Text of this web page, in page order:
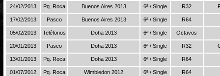
24/02/2013 Pq. Roca Buenos Aires 2013 6ª / Single R32
17/02/2013 Pasco Buenos Aires 2013 6ª / Single R64
05/02/2013 Teléfonos Doha 2013 6ª / Single Octavos
20/01/2013 Pasco Doha 2013 6ª / Single R32
13/01/2013 Pq. Roca Doha 2013 6ª / Single R64
01/07/2012 Pq. Roca Wimbledon 2012 6ª / Single R64